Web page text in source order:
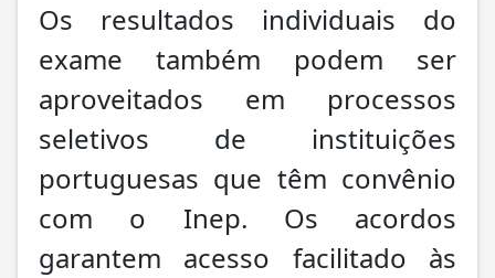
Os resultados individuais do
exame também podem ser
aproveitados em processos
seletivos de instituições
portuguesas que têm convênio
com o Inep. Os acordos
garantem acesso facilitado às